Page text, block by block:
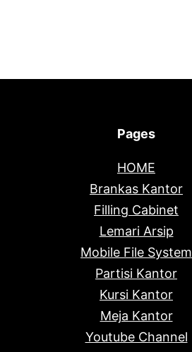
Pages
HOME
Brankas Kantor
Filling Cabinet
Lemari Arsip
Mobile File System
Partisi Kantor
Kursi Kantor
Meja Kantor
Youtube Channel